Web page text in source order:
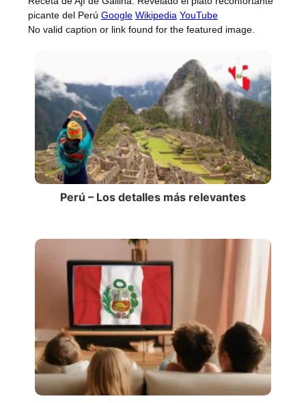
picante del Perú Google Wikipedia YouTube
No valid caption or link found for the featured image.
Perú – Los detalles más relevantes